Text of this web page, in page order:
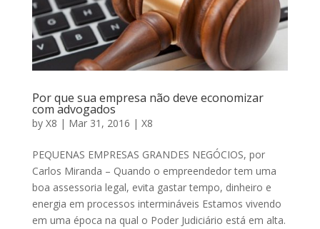
Por que sua empresa não deve economizar
com advogados
by X8 | Mar 31, 2016 | X8
PEQUENAS EMPRESAS GRANDES NEGÓCIOS, por
Carlos Miranda – Quando o empreendedor tem uma
boa assessoria legal, evita gastar tempo, dinheiro e
energia em processos intermináveis Estamos vivendo
em uma época na qual o Poder Judiciário está em alta.